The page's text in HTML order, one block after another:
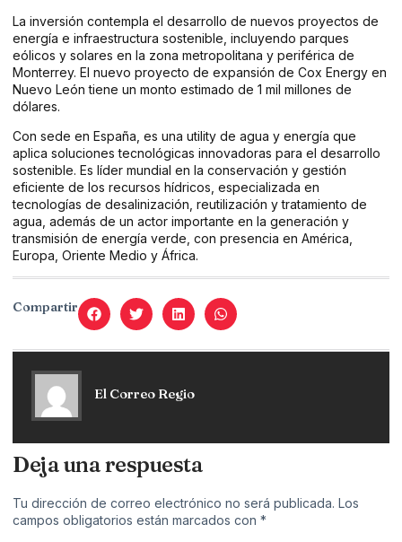
La inversión contempla el desarrollo de nuevos proyectos de
energía e infraestructura sostenible, incluyendo parques
eólicos y solares en la zona metropolitana y periférica de
Monterrey. El nuevo proyecto de expansión de Cox Energy en
Nuevo León tiene un monto estimado de 1 mil millones de
dólares.
Con sede en España, es una utility de agua y energía que
aplica soluciones tecnológicas innovadoras para el desarrollo
sostenible. Es líder mundial en la conservación y gestión
eficiente de los recursos hídricos, especializada en
tecnologías de desalinización, reutilización y tratamiento de
agua, además de un actor importante en la generación y
transmisión de energía verde, con presencia en América,
Europa, Oriente Medio y África.
Compartir
El Correo Regio
Deja una respuesta
Tu dirección de correo electrónico no será publicada. Los
campos obligatorios están marcados con *